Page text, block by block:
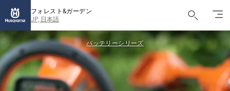
フォレスト&ガーデン
JP, 日本語
バッテリーシリーズ